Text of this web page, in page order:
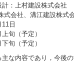
村建設株式会社
式会社、溝江建設株式
日
旬（予定）
旬（予定）
な内容であり，今後